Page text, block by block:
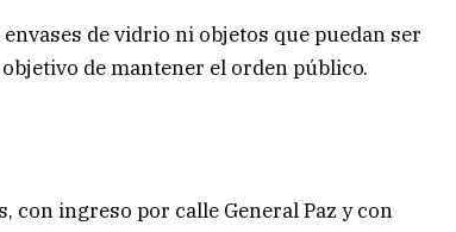
de vidrio ni objetos que puedan ser
de mantener el orden público.
ingreso por calle General Paz y con